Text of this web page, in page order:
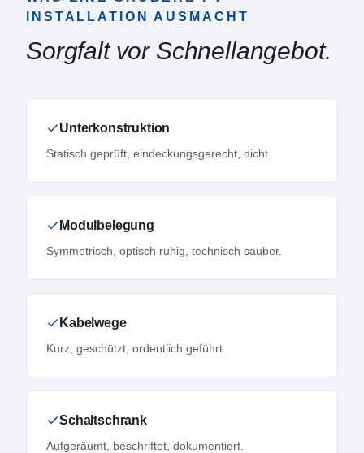
INSTALLATION AUSMACHT
Sorgfalt vor Schnellangebot.
Unterkonstruktion
Statisch geprüft, eindeckungsgerecht, dicht.
Modulbelegung
Symmetrisch, optisch ruhig, technisch sauber.
Kabelwege
Kurz, geschützt, ordentlich geführt.
Schaltschrank
Aufgeräumt, beschriftet, dokumentiert.